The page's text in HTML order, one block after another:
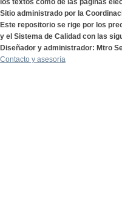
los textos como de las páginas
Sitio administrado por la
Este repositorio se rige por los
y el Sistema de Calidad con las
Diseñador y administrador: Mtro
Contacto y asesoría